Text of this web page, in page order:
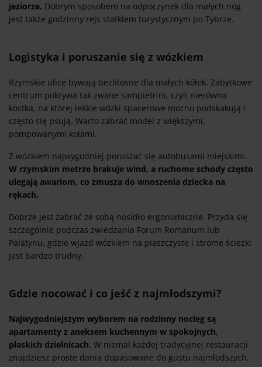
jeziorze. Dobrym sposobem na odpoczynek dla małych nóg
jest także godzinny rejs statkiem turystycznym po Tybrze.
Logistyka i poruszanie się z wózkiem
Rzymskie ulice bywają bezlitosne dla małych kółek. Zabytkowe
centrum pokrywa tak zwane sampietrini, czyli nierówna
kostka, na której lekkie wózki spacerowe mocno podskakują i
często się psują. Warto zabrać model z większymi,
pompowanymi kołami.
Z wózkiem najwygodniej poruszać się autobusami miejskimi.
W rzymskim metrze brakuje wind, a ruchome schody często
ulegają awariom, co zmusza do wnoszenia dziecka na
rękach.
Dobrze jest zabrać ze sobą nosidło ergonomiczne. Przyda się
szczególnie podczas zwiedzania Forum Romanum lub
Palatynu, gdzie wjazd wózkiem na piaszczyste i strome ścieżki
jest bardzo trudny.
Gdzie nocować i co jeść z najmłodszymi?
Najwygodniejszym wyborem na rodzinny nocleg są
apartamenty z aneksem kuchennym w spokojnych,
płaskich dzielnicach. W niemal każdej tradycyjnej restauracji
znajdziesz proste dania dopasowane do gustu najmłodszych,